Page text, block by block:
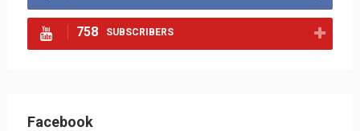
758 SUBSCRIBERS
Facebook